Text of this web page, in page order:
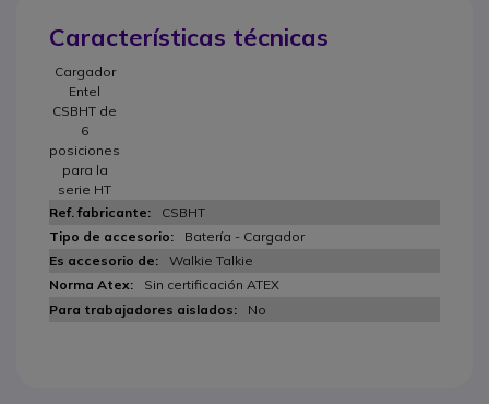
Características técnicas
Cargador
Entel
CSBHT de
6
posiciones
para la
serie HT
CSBHT
Batería - Cargador
Walkie Talkie
Sin certificación ATEX
No